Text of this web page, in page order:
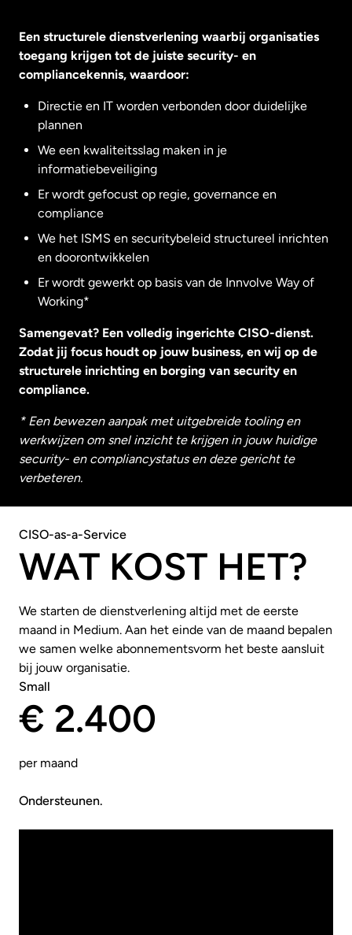
Een structurele dienstverlening waarbij organisaties
toegang krijgen tot de juiste security- en
compliancekennis, waardoor:
Directie en IT worden verbonden door duidelijke
plannen
We een kwaliteitsslag maken in je
informatiebeveiliging
Er wordt gefocust op regie, governance en
compliance
We het ISMS en securitybeleid structureel inrichten
en doorontwikkelen
Er wordt gewerkt op basis van de Innvolve Way of
Working*
Samengevat? Een volledig ingerichte CISO-dienst.
Zodat jij focus houdt op jouw business, en wij op de
structurele inrichting en borging van security en
compliance.
* Een bewezen aanpak met uitgebreide tooling en
werkwijzen om snel inzicht te krijgen in jouw huidige
security- en compliancystatus en deze gericht te
verbeteren.
CISO-as-a-Service
WAT KOST HET?
We starten de dienstverlening altijd met de eerste
maand in Medium. Aan het einde van de maand bepalen
we samen welke abonnementsvorm het beste aansluit
bij jouw organisatie.
Small
€ 2.400
per maand
Ondersteunen.